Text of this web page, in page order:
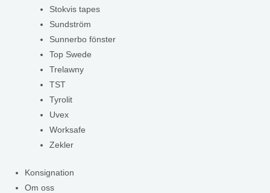
Stokvis tapes
Sundström
Sunnerbo fönster
Top Swede
Trelawny
TST
Tyrolit
Uvex
Worksafe
Zekler
Konsignation
Om oss